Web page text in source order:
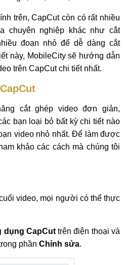
trên, CapCut còn có rất nhiều
chuyên nghiệp khác như cắt
đoạn nhỏ để dễ dàng cắt
này, MobileCity sẽ hướng dẫn
trên CapCut chi tiết nhất.
cắt ghép video đơn giản,
bạn loại bỏ bất kỳ chi tiết nào
video nhỏ nhất. Để làm được
khảo các cách mà chúng tôi
video, mọi người có thể thực
dụng CapCuttrên điện thoại và
phần Chỉnh sửa.